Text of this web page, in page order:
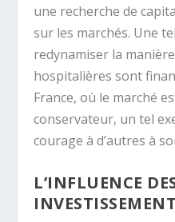
une recherche de
sur les marchés. Une
redynamiser la
hospitalières sont
France, où le marché
conservateur, un tel
courage à d’autres à
L’INFLUENCE